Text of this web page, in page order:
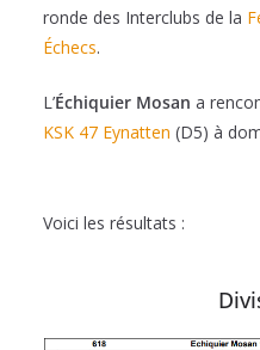
ronde des Interclubs de la
Échecs.
L’Échiquier Mosan a
KSK 47 Eynatten (D5) à
Voici les résultats :